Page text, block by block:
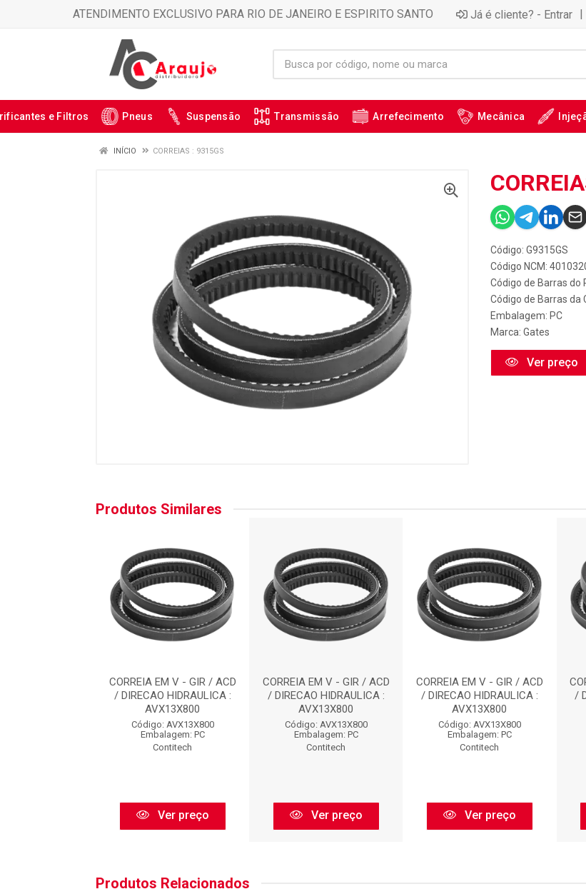
ATENDIMENTO EXCLUSIVO PARA RIO DE JANEIRO E ESPIRITO SANTO Já é cliente? - Entrar |
e Filtros Pneus Suspensão Transmissão Arrefecimento Mecânica
INÍCIO CORREIAS : 9315GS
Código: G9315GS
Código NCM:
Código de Barras do
Código de Barras da
Embalagem: PC
Marca: Gates
Ver preço
Produtos Similares
CORREIA EM V - GIR / ACD
/ DIRECAO HIDRAULICA :
AVX13X800
Código: AVX13X800
Embalagem: PC
Contitech
Ver preço
CORREIA EM V - GIR / ACD
/ DIRECAO HIDRAULICA :
AVX13X800
Código: AVX13X800
Embalagem: PC
Contitech
Ver preço
CORREIA EM V - GIR / ACD
/ DIRECAO HIDRAULICA :
AVX13X800
Código: AVX13X800
Embalagem: PC
Contitech
Ver preço
/
Produtos Relacionados